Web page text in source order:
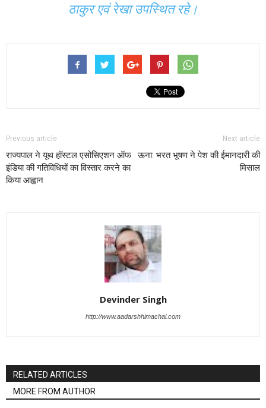
ठाकुर एवं रेखा उपस्थित रहे।
Previous article
राज्यपाल ने यूथ हॉस्टल एसोसिएशन ऑफ
इंडिया की गतिविधियों का विस्तार करने का
किया आह्वान
Next article
ऊना: भरत भूषण ने पेश की ईमानदारी की
मिसाल
Devinder Singh
http://www.aadarshhimachal.com
RELATED ARTICLES
MORE FROM AUTHOR